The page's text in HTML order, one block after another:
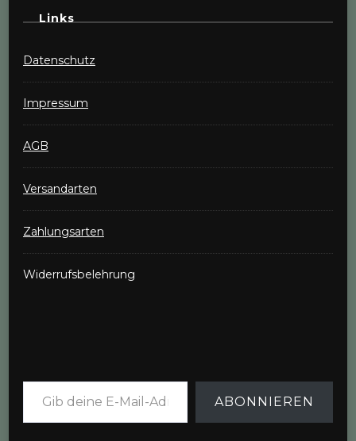
Links
Datenschutz
Impressum
AGB
Versandarten
Zahlungsarten
Widerrufsbelehrung
Gib deine E-Mail-Adresse ein ...
ABONNIEREN